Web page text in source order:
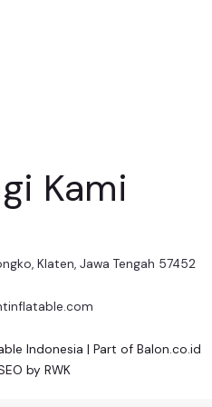
Kami
Klaten, Jawa Tengah 57452
Indonesia | Part of Balon.co.id
by RWK